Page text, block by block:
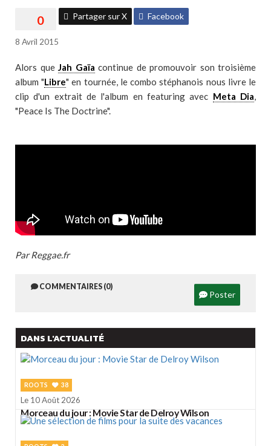
Partager sur X Facebook
8 Avril 2015
Alors que Jah Gaïa continue de promouvoir son troisième
album "Libre" en tournée, le combo stéphanois nous livre le
clip d'un extrait de l'album en featuring avec Meta Dia,
"Peace Is The Doctrine".
Par Reggae.fr
COMMENTAIRES (0)
Poster
DANS L'ACTUALITÉ
ROOTS 38
Le 10 Août 2026
Morceau du jour : Movie Star de Delroy Wilson